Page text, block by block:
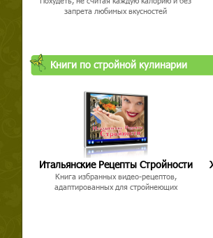
запрета любимых вкусностей
Книги по стройной кулинарии
Итальянские Рецепты Стройности
Книга избранных видео-рецептов,
адаптированных для стройнеющих